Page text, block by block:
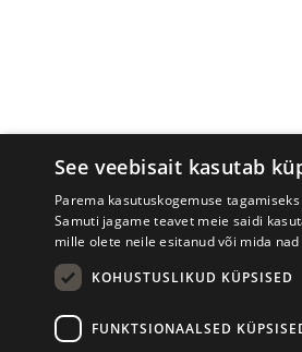
Prima Vista
See veebisait kasutab
Parema kasutuskogemuse
Samuti jagame teavet meie saidi
mille olete neile esitanud või mida
KOHUSTUSLIKUD KÜPSISED
FUNKTSIONAALSED